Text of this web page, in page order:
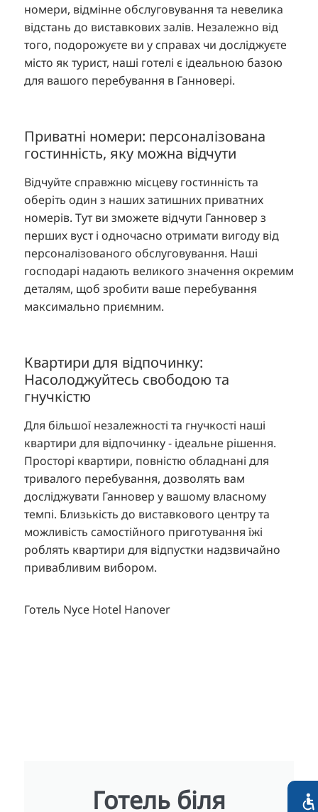
номери, відмінне обслуговування та невелика
відстань до виставкових залів. Незалежно від
того, подорожуєте ви у справах чи досліджуєте
місто як турист, наші готелі є ідеальною базою
для вашого перебування в Ганновері.
Приватні номери: персоналізована
гостинність, яку можна відчути
Відчуйте справжню місцеву гостинність та
оберіть один з наших затишних приватних
номерів. Тут ви зможете відчути Ганновер з
перших вуст і одночасно отримати вигоду від
персоналізованого обслуговування. Наші
господарі надають великого значення окремим
деталям, щоб зробити ваше перебування
максимально приємним.
Квартири для відпочинку:
Насолоджуйтесь свободою та
гнучкістю
Для більшої незалежності та гнучкості наші
квартири для відпочинку - ідеальне рішення.
Просторі квартири, повністю обладнані для
тривалого перебування, дозволять вам
досліджувати Ганновер у вашому власному
темпі. Близькість до виставкового центру та
можливість самостійного приготування їжі
роблять квартири для відпустки надзвичайно
привабливим вибором.
Готель Nyce Hotel Hanover
Готель біля